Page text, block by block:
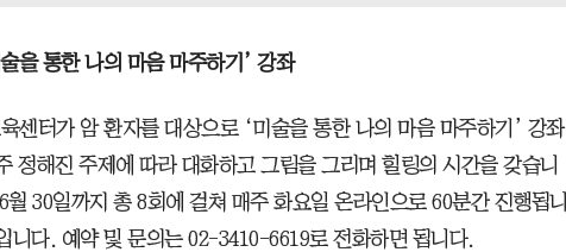
을 통한 나의 마음 마주하기’ 강좌
센터가 암 환자를 대상으로 ‘미술을 통한 나의 마음 마주하기’ 강좌
정해진 주제에 따라 대화하고 그림을 그리며 힐링의 시간을 갖습니
30일까지 총 8회에 걸쳐 매주 화요일 온라인으로 60분간 진행됩니
니다. 예약 및 문의는 02-3410-6619로 전화하면 됩니다.